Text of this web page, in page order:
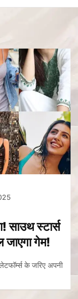
स्टार्स
गेम!
के जरिए अपनी